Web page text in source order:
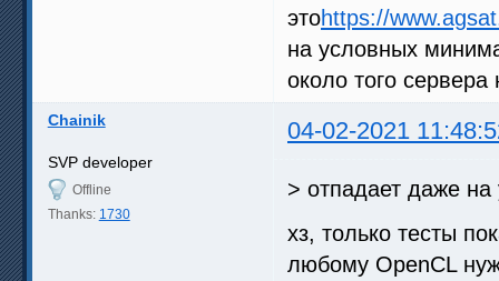
этоhttps://
на условных
около того
Chainik 04-02-2021
SVP developer
Offline
Thanks: 1730
> отпадает даже
хз, только тесты
любому OpenCL